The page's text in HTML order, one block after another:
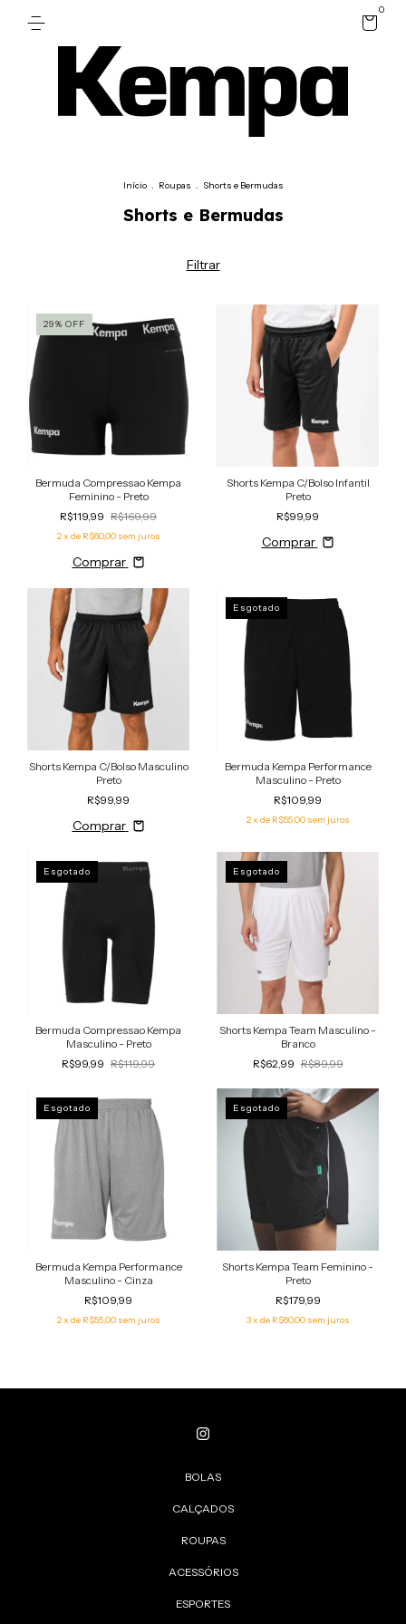
0
Início . Roupas . Shorts e Bermudas
Shorts e Bermudas
Filtrar
29% OFF
Bermuda Compressao Kempa
Feminino - Preto
R$119,99 R$169,99
2x de R$60,00 sem juros
Comprar
Shorts Kempa C/Bolso Infantil
Preto
R$99,99
Comprar
Shorts Kempa C/Bolso Masculino
Preto
R$99,99
Comprar
Esgotado
Bermuda Kempa Performance
Masculino - Preto
R$109,99
2x de R$55,00 sem juros
Esgotado
Bermuda Compressao Kempa
Masculino - Preto
R$99,99 R$119,99
Esgotado
Shorts Kempa Team Masculino -
Branco
R$62,99 R$89,99
Esgotado
Bermuda Kempa Performance
Masculino - Cinza
R$109,99
2x de R$55,00 sem juros
Esgotado
Shorts Kempa Team Feminino -
Preto
R$179,99
3x de R$60,00 sem juros
BOLAS
CALÇADOS
ROUPAS
ACESSÓRIOS
ESPORTES